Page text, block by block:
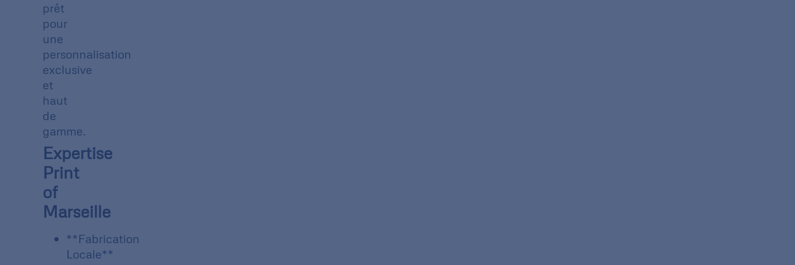
prêt
pour
une
personnalisation
exclusive
et
haut
de
gamme.
Expertise
Print
of
Marseille
**Fabrication
Locale**